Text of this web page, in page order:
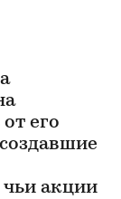
его
акции